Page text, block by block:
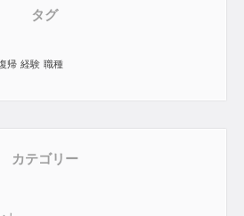
タグ
帰 経験 職種
カテゴリー